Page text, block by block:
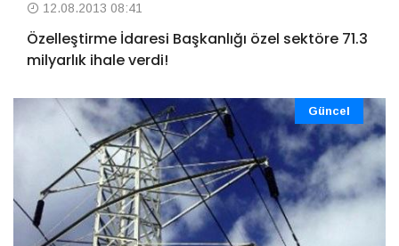
12.08.2013 08:41
Özelleştirme İdaresi Başkanlığı özel sektöre 71.3
milyarlık ihale verdi!
Güncel